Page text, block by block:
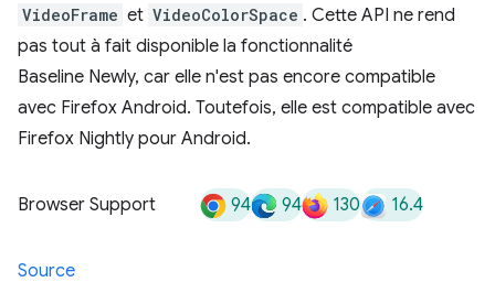
VideoFrame et VideoColorSpace . Cette API ne rend
pas tout à fait disponible la fonctionnalité
Baseline Newly, car elle n'est pas encore compatible
avec Firefox Android. Toutefois, elle est compatible avec
Firefox Nightly pour Android.
Browser Support 94 94 130 16.4
Source